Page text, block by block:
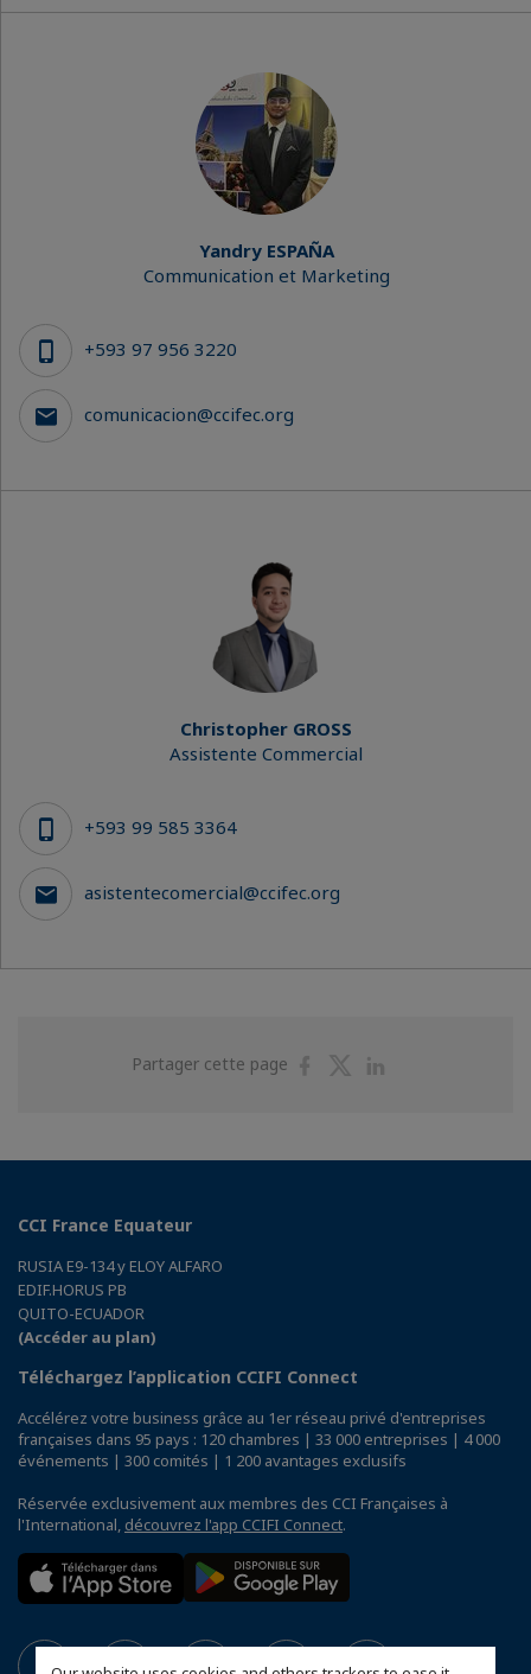
Yandry ESPAÑA
Communication et Marketing
+593 97 956 3220
comunicacion@ccifec.org
Christopher GROSS
Assistente Commercial
+593 99 585 3364
asistentecomercial@ccifec.org
Partager cette page
PartagerPartager
CCI France Equateur
RUSIA E9-134 y ELOY ALFARO
EDIF.HORUS PB
QUITO-ECUADOR
(Accéder au plan)
Téléchargez l’application CCIFI Connect
Accélérez votre business grâce au 1er réseau privé d'entreprises
françaises dans 95 pays : 120 chambres | 33 000 entreprises | 4 000
événements | 300 comités | 1 200 avantages exclusifs
Réservée exclusivement aux membres des CCI Françaises à
l'International, découvrez l'app CCIFI Connect.